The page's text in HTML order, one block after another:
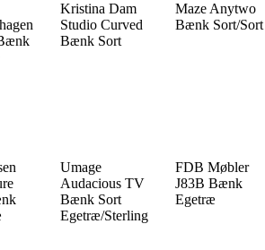
Kristina Dam
Studio Curved
Bænk Sort
Maze Anytwo
Bænk Sort/Sort
Umage
Audacious TV
Bænk Sort
Egetræ/Sterling
FDB Møbler
J83B Bænk
Egetræ